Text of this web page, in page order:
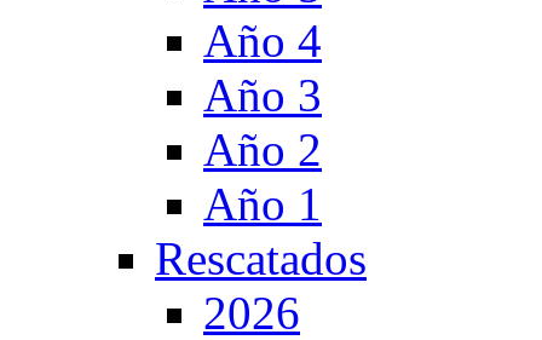
Año 4
Año 3
Año 2
Año 1
Rescatados
2026